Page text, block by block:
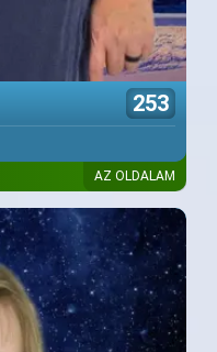
253
AZ OLDALAM